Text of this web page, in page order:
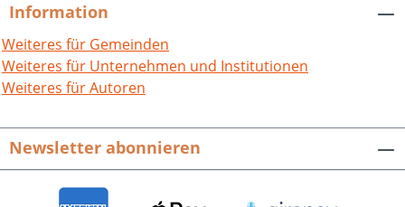
Nachkriegszeit.Pforzheimer Gespräche
zur Sozial-, Wirtschafts- und
Stadtgeschichte. Bd. 2.Hrsg. von Hans-
Peter Becht und Gerhard Fouquet.Mit
Groh, Kurt H. G. Groll, Gerhard Fürmetz,
Dagmar Ellerbrock und Michaela
Freund.160 S. mit 3 Abb., Broschur.
2002.ISBN 978-3-89735-188-2. EUR 21,80.
Information
Weiteres für Gemeinden
Weiteres für Unternehmen und Institutionen
Weiteres für Autoren
Newsletter abonnieren